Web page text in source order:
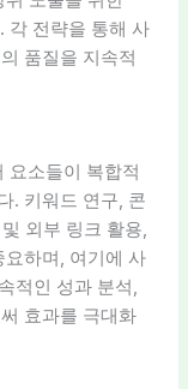
각 전략을 통해 사
품질을 지속적
요소들이 복합적
. 키워드 연구, 콘
외부 링크 활용,
하며, 여기에 사
적인 성과 분석,
효과를 극대화